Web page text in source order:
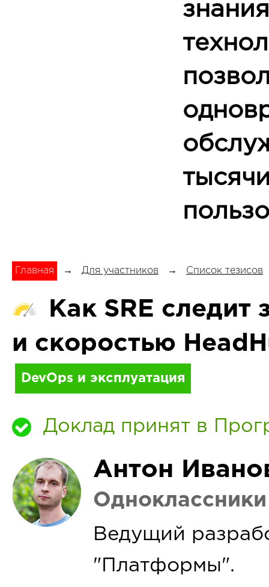
Главная → Для участников → Список тезисов
Как SRE следит
и скоростью
DevOps и эксплуатация
Доклад принят в
Антон
Одноклассники
Ведущий
"Платформы".